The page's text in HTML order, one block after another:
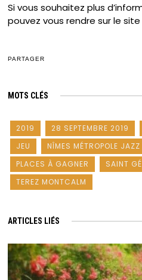
Si vous souhaitez plus
pouvez vous rendre sur le
PARTAGER
MOTS CLÉS
2019 28 SEPTEMBRE 2019
JEU
NÎMES MÉTROPOLE
PLACES À GAGNER
SAINT
TEREZ MONTCALM
ARTICLES LIÉS